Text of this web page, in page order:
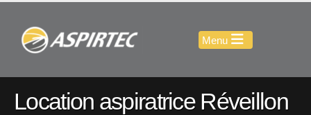
Location aspiratrice Réveillon